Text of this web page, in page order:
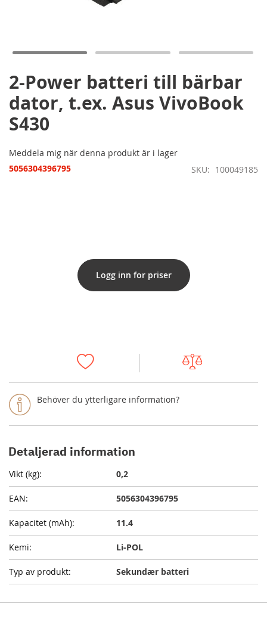
2-Power batteri till bärbar
dator, t.ex. Asus VivoBook
S430
Meddela mig när denna produkt är i lager
Behöver du ytterligare information?
5056304396795 SKU 100049185
Logg inn for priser
bildgalleriet
Detaljerad information
0,2
5056304396795
11.4
Li-POL
Sekundær batteri